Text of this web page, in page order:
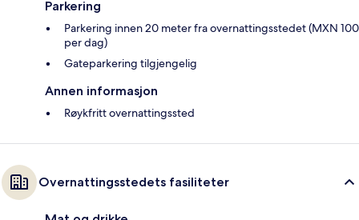
Parkering
Parkering innen 20 meter fra overnattingsstedet (MXN 100
per dag)
Gateparkering tilgjengelig
Annen informasjon
Røykfritt overnattingssted
Overnattingsstedets fasiliteter